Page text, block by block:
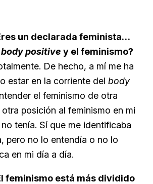
un declarada feminista…
body positive y el feminismo?
De hecho, a mí me ha
estar en la corriente del body
el feminismo de otra
posición al feminismo en mi
tenía. Sí que me identificaba
pero no lo entendía o no lo
en mi día a día.
feminismo está más dividido